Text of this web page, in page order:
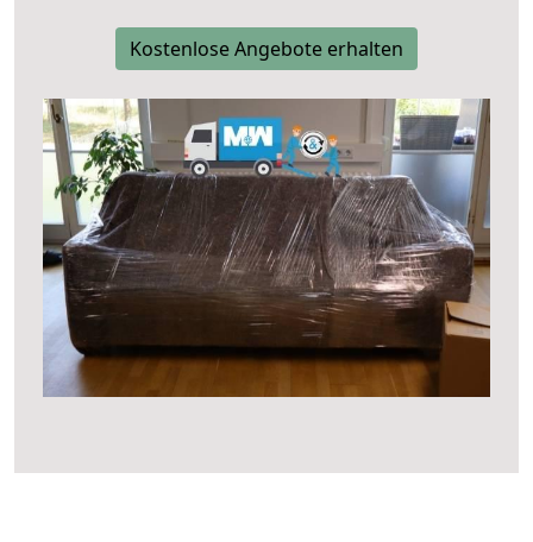
Kostenlose Angebote erhalten